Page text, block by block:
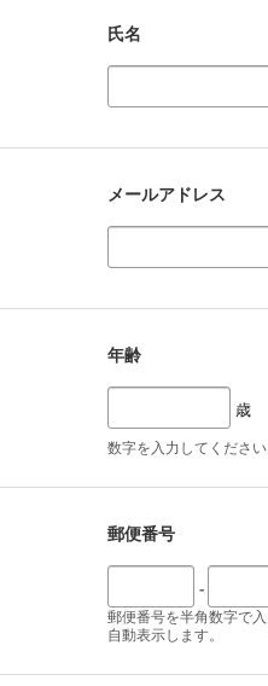
氏名
メールアドレス
年齢
歳
数字を入力してください
郵便番号
-
郵便番号を半角数字で
自動表示します。